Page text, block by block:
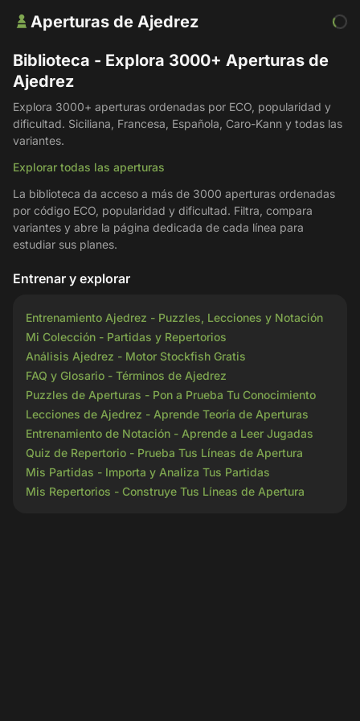
Aperturas de Ajedrez
Biblioteca - Explora 3000+ Aperturas de
Ajedrez
Explora 3000+ aperturas ordenadas por ECO, popularidad y
dificultad. Siciliana, Francesa, Española, Caro-Kann y todas las
variantes.
Explorar todas las aperturas
La biblioteca da acceso a más de 3000 aperturas ordenadas
por código ECO, popularidad y dificultad. Filtra, compara
variantes y abre la página dedicada de cada línea para
estudiar sus planes.
Entrenar y explorar
Entrenamiento Ajedrez - Puzzles, Lecciones y Notación
Mi Colección - Partidas y Repertorios
Análisis Ajedrez - Motor Stockfish Gratis
FAQ y Glosario - Términos de Ajedrez
Puzzles de Aperturas - Pon a Prueba Tu Conocimiento
Lecciones de Ajedrez - Aprende Teoría de Aperturas
Entrenamiento de Notación - Aprende a Leer Jugadas
Quiz de Repertorio - Prueba Tus Líneas de Apertura
Mis Partidas - Importa y Analiza Tus Partidas
Mis Repertorios - Construye Tus Líneas de Apertura